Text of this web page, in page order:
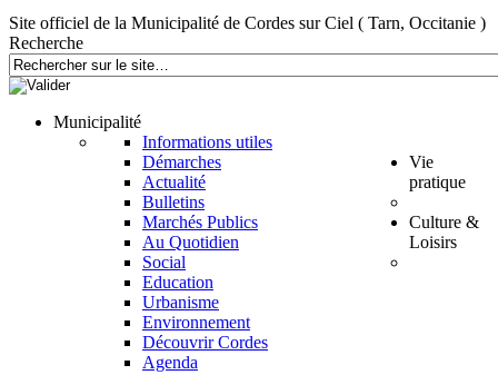
Site officiel de la Municipalité de Cordes sur Ciel ( Tarn, Occitanie )
Recherche
Municipalité
Informations utiles
Démarches
Actualité
Bulletins
Marchés Publics
Vie
pratique
Au Quotidien
Social
Education
Urbanisme
Environnement
Culture &
Loisirs
Découvrir Cordes
Agenda